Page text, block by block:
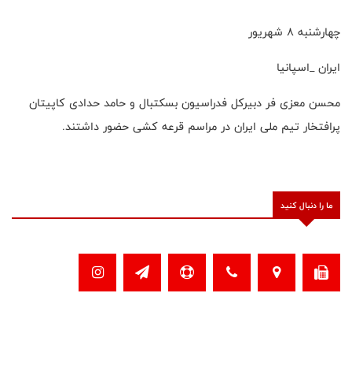
چهارشنبه ۸ شهریور
ایران _اسپانیا
محسن معزی فر دبیرکل فدراسیون بسکتبال و حامد حدادی کاپیتان
پرافتخار تیم ملی ایران در مراسم قرعه کشی حضور داشتند.
ما را دنبال کنید